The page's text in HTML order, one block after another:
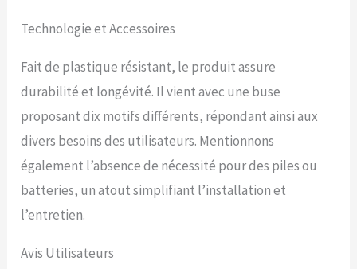
météorologiques. Buse
buse différents sont
fournis, vous permettant
en fonction des besoins
spécifiques, tels que
lavage des voitures et le
nettoyage des sols.
Technologie et Accessoires
Fait de plastique résistant, le produit assure
durabilité et longévité. Il vient avec une buse
proposant dix motifs différents, répondant ainsi aux
divers besoins des utilisateurs. Mentionnons
également l’absence de nécessité pour des piles ou
batteries, un atout simplifiant l’installation et
l’entretien.
Avis Utilisateurs